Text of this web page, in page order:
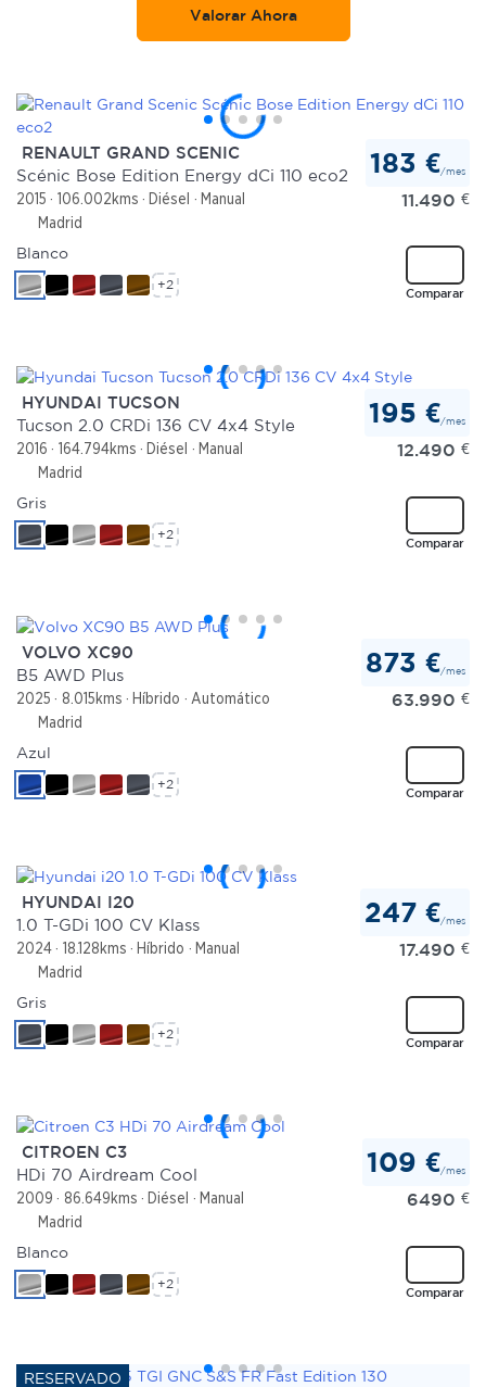
Valorar Ahora
RENAULT GRAND SCENIC
Scénic Bose Edition Energy dCi 110 eco2
2015 106.002kms Diésel
Manual
Madrid
183 €/mes
11.490 €
Comparar
Blanco
+2
HYUNDAI TUCSON
Tucson 2.0 CRDi 136 CV 4x4 Style
2016 164.794kms Diésel
Manual
Madrid
195 €/mes
12.490 €
Comparar
Gris
+2
VOLVO XC90
B5 AWD Plus
2025 8.015kms Híbrido
Automático
Madrid
873 €/mes
63.990 €
Comparar
Azul
+2
HYUNDAI I20
1.0 T-GDi 100 CV Klass
2024 18.128kms Híbrido
Manual
Madrid
247 €/mes
17.490 €
Comparar
Gris
+2
CITROEN C3
HDi 70 Airdream Cool
2009 86.649kms Diésel
Manual
Madrid
109 €/mes
6490 €
Comparar
Blanco
+2